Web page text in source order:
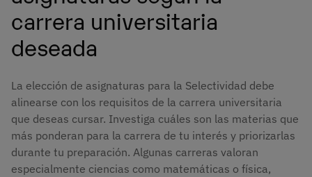
carrera universitaria
deseada
La elección de asignaturas para la Selectividad debe
alinearse con los requisitos de la carrera universitaria
que deseas cursar. Investiga cuáles son las materias que
más ponderan para la carrera de tu interés y priorizarlas
durante tu preparación. Algunas carreras valoran
especialmente ciencias como matemáticas o física,